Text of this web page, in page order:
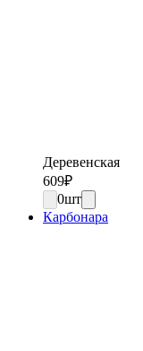
Деревенская
609₽
0шт
Карбонара